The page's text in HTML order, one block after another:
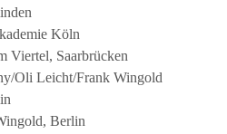
Köln
Viertel, Saarbrücken
Oli Leicht/Frank Wingold
Berlin